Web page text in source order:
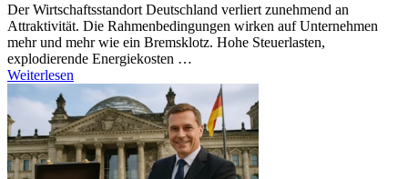
Der Wirtschaftsstandort Deutschland verliert zunehmend an
Attraktivität. Die Rahmenbedingungen wirken auf Unternehmen
mehr und mehr wie ein Bremsklotz. Hohe Steuerlasten,
explodierende Energiekosten …
Weiterlesen